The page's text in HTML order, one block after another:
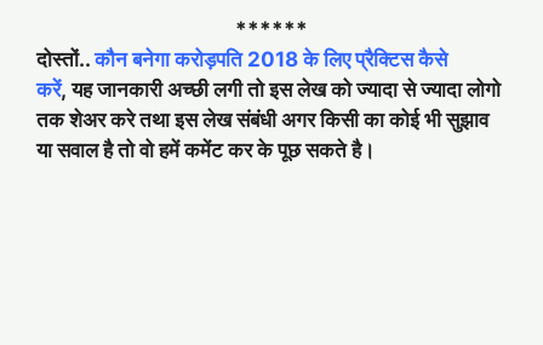
******
दोस्तों..कौन बनेगा करोड़पति 2018 के लिए प्रैक्टिस कैसे
करें, यह जानकारी अच्छी लगी तो इस लेख को ज्यादा से ज्यादा लोगो
तक शेअर करे तथा इस लेख संबंधी अगर किसी का कोई भी सुझाव
या सवाल है तो वो हमें कमेंट कर के पूछ सकते है।